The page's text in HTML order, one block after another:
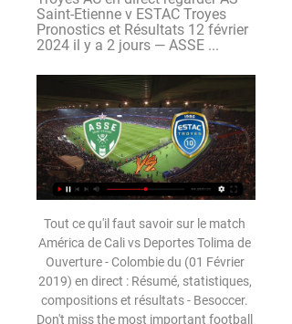
Saint-Etienne v ESTAC Troyes
Pronostics et Résultats 12 février
2024 il y a 2 jours — ASSE ...
Tout ce qu'il faut savoir sur le match América de Cali vs Deportes Tolima de Ouverture - Colombie du (01 Février 2019) en direct : Résumé, statistiques, compositions et résultats - Besoccer. Don't miss the most important football matches while navigating as usual through the pages of your choice.

Panteras de Miranda Guaiqueríes de Margarita résultats en direct (et la vidéo diffusion en direct streaming en ligne) commence le 16.6.2019. à 22:00 temps UTC en Copa LPB,Venezuela.

Heracles Almelo PSV Eindhoven résultats en direct (et la vidéo diffusion en direct streaming en ligne) commence le 18.8.2019. à 18:00 temps UTC àPolman Stadion,Almelo,Netherlands en Eredivisie,Netherlands.

regarder St-Étienne ES Troyes AC en streaming live il y a 15 heures — il y a 35 minutes — Le live streaming Saint-Étienne TV gratuit est limité dans sa diffusion, consultez les offres pour regarder.

Charles BOATENG (Avranches) Ottman DADOUNE (VilleFranche) Thomas ROBINET (VilleFranche, 1p) Manuel DELGADO (Toulon) Jonathan RIVAS (Lyon-Duchère) Mamadou DIALLO (Créteil) Maxime FLEURY (Le Puy, 1p) Anthony ROBIC (Laval) Nathan BIZET (Dunkerque)

Saison 2019-2020 du Rugby club vannetais. Lire dans une autre langue Suivre cette page Modifier Cet article est une ébauche concernant un club de rugby à XV. Vous.

Depuis de nombreuses années, nous nous engageons aux côtés des femmes et des hommes pour les accompagner dans leurs projets. La Société Marseillaise de Crédit contribue ainsi à la vitalité du tissu économique et social des territoires.

Ligue 2 Direct commenté Béziers v Clermont du 23 avril 2019, incluant les statistiques du match complet et les moments clés, mis à jour instantanément.

L’esplanade Cœur de Maine : un nouveau lieu qui peut illustrer le « bien vivre » à la mode angevine.© CO – LAURENT COMBET La ville d’Angers est première du Top 10 du classement de L.

Saint-Étienne Troyes en direct live Saint-Etienne - Lolita Life il y a 3 heures — Saint-Étienne face à Troyes commence le 12 févr. 2024 à 19:45 UTC au Stade Geoffroy Guichard stade, Saint Etienne ville de, France.

L'AJ Auxerre concède le nul sur sa pelouse face à l'AC Ajaccio (0-0) mais stoppe sa série de trois défaites consécutives. Toutefois, malgré des choix forts de Pablo Correa, les icaunais ne gagnent toujours pas. Il faudra encore patienter pour célébrer la troisième victoire de l'AJA en championnat... Lire la suite →

Alors que Shamar Nicholson ne devrait pas encore être qualifié pour la rencontre de ce lundi soir à Zulte Waregem, Adama Niane devrait recevoir une nouvelle chance à la pointe de l’attaque carolo au coup d’envoi du match.

Marseille,Grenoble et Paris l'ont éloigné de son domicile mais jamais de son plaisir à venir chaque semaine sur sa terre de naissance pour vivre pleinement sa passion désintéressée en ne recherchant jamais à s’enrichir si ce n'est humainement.

regarder St-Étienne ES Troyes AC en direct live AS Saint-Eti il y a 19 heures — regarder St-Étienne ES Troyes AC en direct live AS Saint-Etienne (ASSE) : actualités, résultats ligue 2, 12 février 2024 St Étienne.

Résumé et photo Ogc Nice Vs Michalovce L'aventure continue! Ce dimanche, Nice recevait Michalovce pour le match retour du 2ème tour préliminaire de la coupe EHF.

regarder St-Étienne ES Troyes AC en direct gratuit Troyes il y a 16 heures — regarder St-Étienne ES Troyes AC en direct gratuit Troyes : 3 absents de marque pour affronter l'ASSE ! 12 février 2024 Kyei reste l'es yeux ...

Pronostic Saint-Etienne – Troyes (Ligue 2) – 12/02/2024 il y a 22 heures — Saint-Etienne – Troyes : Retrouvez nos 3 pronostics gratuits, de même que les meilleur cotes en direct sur les meilleurs bookmakers.

4. Koffi Olomidé, chanteur originaire de la République Démocratique du Congo. 5. Salif Keita, chanteur malien. 6. Fally ipupa, chanteur et danseur originaire de la République Démocratique du Congo. 7. 2Face Ibidia, chanteur, auteur et producteur nigérian. Il est propriétaire d’une boîte de nuit au Nigéria. 8.

République Démocratique du Congo : Le contexte économique Les indicateurs économiques La République démocratique du Congo (RDC) possède les deux tiers des forêts tropicales d'Afrique, un sous-sol riche et un potentiel hydroélectrique important.

Europa League: Lugano, Young Boys et Bâle se lancent dans l'aventure européenne. Bottani, Hoarau et Stocker vont goûter à l'Europe cette saison. [P.Klauzer/G.Kefalas/S.Golay - Keystone] Vidéos et audio. 1 min. Une pétition demande au gouvernement bâlois de renommer une rue au nom de FC Bâle.

Les cookies sont des fichiers créés par les sites que vous consultez. Ils facilitent votre expérience en ligne en enregistrant certaines informations de navigation. Grâce aux cookies, les sites peuvent effectuer les opérations suivantes : Vous permettre de rester connecté; Mémoriser vos préférences sur le site

La solution la plus économique pour aller de Dunkerque à l'aéroport de Marignane. Louez une voiture à Dunkerque et laissez-la directement au parking de l'aéroport Marignane.

Développez votre activité avec nos solutions de distribution en boîte‑à‑lettres. Distribuez vos prospectus, courriers et colis avec Adrexo, leader privé de la communication locale et …

Óscar Plano Pedreño, né le 11 février 1991 à Madrid , est un footballeur espagnol évoluant au poste de milieu de terrain au Real Valladolid.

Bastia-Borgo est actuellement 8e. Il est à son meilleur classement en National Il est à son meilleur classement en National Stephan Milosavljevic a toujours été titulaire sur les matchs auxquels il a participé (en 45 matchs) toutes compétitions confondues tous clubs confondus

Vous pouvez réserver jusqu’à 6 mois à l’avance. Notre conseil, n’attendez pas le dernier moment : plus vous procéderez tôt à la réservation de votre véhicule, plus vous aurez de chances d’obtenir la disponibilité qui vous convient.

Profitez d’avantages avec votre carte de fidélité E.Leclerc. Choix sur plan 3D. Soyez sûr de réserver la place qui vous convient grâce au choix sur plan 3D. Paiement en ligne sécurisé. L’ensemble des transactions sur le site billetterie.leclerc sont entièrement sécurisées. Nous acceptons les cartes CB, VISA et MasterCard.

Découvrez Savoie Mont-Blanc Tourisme (24 boulevard Colonne, 73000 Chambéry) avec toutes les photos du quartier, le plan d'accès, les avis et les infos pratiques : horaires,.

L’ASEC a vaincu l’Africa dans le derby de la 22è journée de Ligue 1 (2-1). Samedi à Bouaké, les Mimosas ont mis fin à une série noire de trois matches sans succès.

Chatter en ligne à Saint-Florent-des-Bois-France. Des rencontres parmi le 451 M de membres sur Badoo, à Saint-Florent-des-Bois. Fais-toi des amis à Saint-Florent-des-Bois sur Badoo ! Des rencontres parmi le 451 M de membres sur Badoo, à Saint-Florent-des-Bois.

Découvrez tous les professionnels à Marcq en Baroeul. PagesJaunes, l'annuaire des professionnels dans votre ville avec recherche par métier.

St-Étienne ES Troyes AC en streaming gratuit AS Saint-Etienn il y a 3 heures — St-Étienne ES Troyes AC en streaming gratuit AS Saint-Etienne - Troyes Compositions : Ligue 2 Football 12 février 2024 Site officiel de l'AS ...

lyon duchÈre as i us concarneau us avranches msm i so cholet usl dunkerque i lyon duchÈre as fc chambly-oise i entente ssg le mans fc i stade lavallois mfc marignane-gignac fc i us concarneau pau fc i ja drancy fc villefranche beaujolais i bourg-en-bresse 01 rodez aveyron football i quevilly rouen mÉtropole

Sunshine Stars vs MFM FC 4:2 in the Premier League - 26/05/2019. Score en direct, stream et H2H résultats. Match Sunshine Stars - MFM FC, équipe, heure de début | Football | Tribuna.com

Découvrez le profil de Hugo RAFFIN sur LinkedIn, la plus grande communauté professionnelle au monde. Hugo indique 4 postes sur son profil. Consultez le profil complet sur LinkedIn et découvrez les relations de Hugo, ainsi que des emplois dans des entreprises similaires.

ARTISAN PAS CHER spécialiste en chauffage sur TREMBLAY-EN-FRANCE 93290 avec Trula hautement qualifié dans l'entretien de chaudière FRISQUET, la plomberie et le chauffage de la marque CHAPPEE, la réparation de chaudière SAUNIER DUVAL, le changement de chaudière VAILLANT et le dépannage d'urgence en chauffage

19h00 Tappara Tampere vs. Frisk Asker, Hakametsän Jäähalli La phase de playoff commence le 12 novembre 2019 et la grande finale aura lieu le 4 février dans le stade de l’un des deux finalistes. Vous trouverez le calendrier complet et tous les détails sur les 8 …

Le basket, toujours le basket. Cela fait 3 ans pratiquement jour pour jour que j'ai repris le flambeau qui m'avait été transmis par Laurent JEANNAS afin de continuer à faire vivre ce blog consacré au Hainaut …

Diffusion Du Reportage Tf1 dans Rennes, The Jack's Bar, samedi, 18. novembre 2017 - Bonjour à tous les motards ont du coeur de rennes vous propose de venir visionner le reportage qui leur ai consac...

Paris sportifs sur Interwetten - fournisseur de paris sportifs depuis plus de 25 ans! 100 Euro bonus nouveau client Grande offre Paris sportifs Paris en direct Football Top cotes Service client 24h/24 Paris en ligne depuis 1997 Inscription rapide en 3 étapes S’inscrire et obtenir le bonus!

Diffraction et diffusion des rayons X à l'Institut Européen de Chimie et Biologie (IECB) Rennes . Centre de Diffractométrie X, Institut des Sciences Chimiques de Rennes (UMR6226) Strasbourg . Service de Radiocristallographie de l'Institut de Chimie de Strasbourg (UMR7177) Toulouse . …

Profil du joueur, statistiques des matchs, ainsi que les derniers matchs et les matchs les plus proches: Theo Van De Weghe - profil / statistiques

Jouez avec nous 1xbet.lat: une large sélection de paris sportifs hockey sur glace - France. Ligue Magnus . Chez nous, vous trouvez des cotes élevées et des paiements instantanés !

Elle peut parfois vivre son 4 en maître nombre 22 et vivre un destin hors du commun (chemin de vie 22 ou née le 22, ou encore année de naissance réduite à 2 chiffres = 22), qui s'